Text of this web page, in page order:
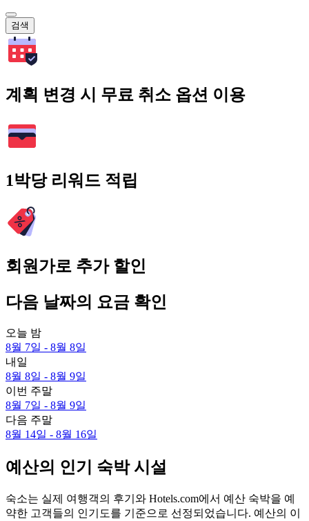
검색
계획 변경 시 무료 취소 옵션 이용
1박당 리워드 적립
회원가로 추가 할인
다음 날짜의 요금 확인
오늘 밤
8월 7일 - 8월 8일
내일
8월 8일 - 8월 9일
이번 주말
8월 7일 - 8월 9일
다음 주말
8월 14일 - 8월 16일
예산의 인기 숙박 시설
숙소는 실제 여행객의 후기와 Hotels.com에서 예산 숙박을 예
약한 고객들의 인기도를 기준으로 선정되었습니다. 예산의 이